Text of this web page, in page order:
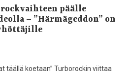
päälle
– ”Härmägeddon” on
täällä koetaan” Turborockin viittaa